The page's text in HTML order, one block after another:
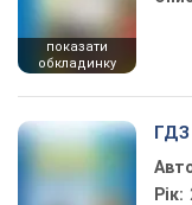
показати
обкладинку
ГДЗ
Рік: